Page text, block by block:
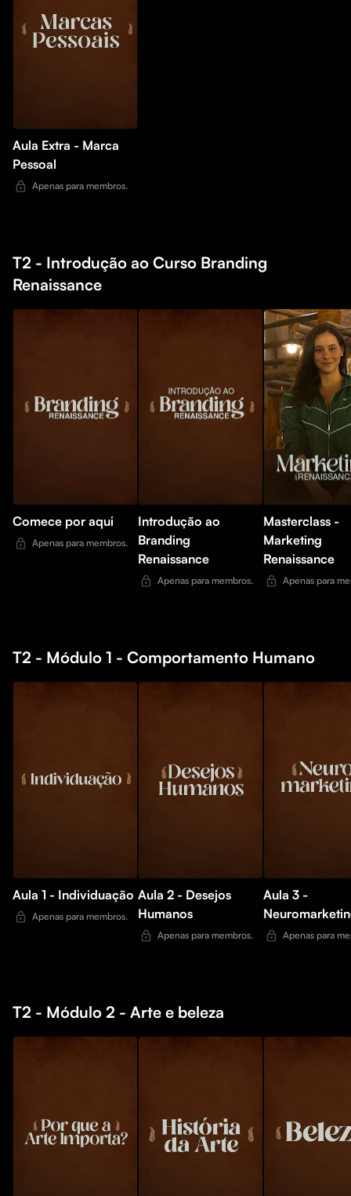
Aula Extra - Marca
Pessoal
Apenas para membros.
T2 - Introdução ao Curso Branding
Renaissance
Comece por aqui
Apenas para membros.
Introdução ao
Branding
Renaissance
Apenas para membros.
Masterclass -
Marketing
Renaissance
Apenas para
T2 - Módulo 1 - Comportamento Humano
Aula 1 - Individuação
Apenas para membros.
Aula 2 - Desejos
Humanos
Apenas para membros.
Aula 3 -
Apenas para
T2 - Módulo 2 - Arte e beleza